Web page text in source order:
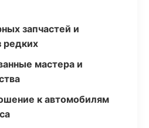
запчастей и
редких
мастера и
к автомобилям